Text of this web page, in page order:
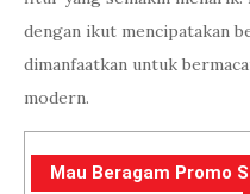
dengan ikut mencipatakan
dimanfaatkan untuk
modern.
Mau Beragam Promo